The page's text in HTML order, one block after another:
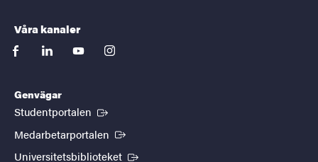
Våra kanaler
facebooklinkedinyoutubeinstagram
Genvägar
Studentportalen (Extern länk)
Medarbetarportalen (Extern länk)
Universitetsbiblioteket (Extern länk)